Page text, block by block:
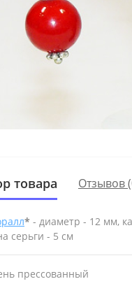
товара Отзывов
* - диаметр - 12 мм,
серьги - 5 см
прессованный